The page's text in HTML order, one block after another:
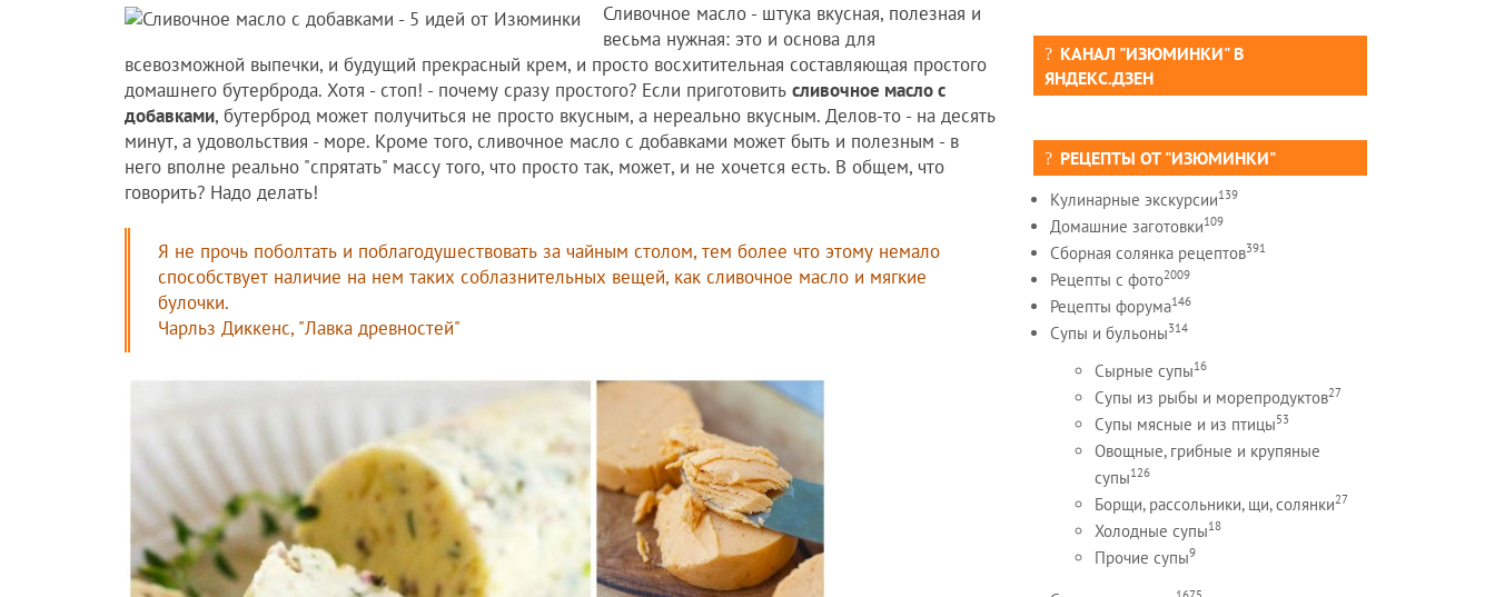
Сливочное масло - штука вкусная, полезная и
весьма нужная: это и основа для
всевозможной выпечки, и будущий прекрасный крем, и просто восхитительная составляющая простого
домашнего бутерброда. Хотя - стоп! - почему сразу простого? Если приготовить сливочное масло с
добавками, бутерброд может получиться не просто вкусным, а нереально вкусным. Делов-то - на десять
минут, а удовольствия - море. Кроме того, сливочное масло с добавками может быть и полезным - в
него вполне реально "спрятать" массу того, что просто так, может, и не хочется есть. В общем, что
говорить? Надо делать!
Я не прочь поболтать и поблагодушествовать за чайным столом, тем более что этому немало
способствует наличие на нем таких соблазнительных вещей, как сливочное масло и мягкие
булочки.
Чарльз Диккенс, "Лавка древностей"
КАНАЛ "ИЗЮМИНКИ" В
ЯНДЕКС.ДЗЕН
РЕЦЕПТЫ ОТ "ИЗЮМИНКИ"
Кулинарные экскурсии139
Домашние заготовки109
Сборная солянка рецептов391
Рецепты c фото2009
Рецепты форума146
Супы и бульоны314
Сырные супы16
Супы из рыбы и морепродуктов27
Супы мясные и из птицы53
Овощные, грибные и крупяные
супы126
Борщи, рассольники, щи, солянки27
Холодные супы18
Прочие супы9